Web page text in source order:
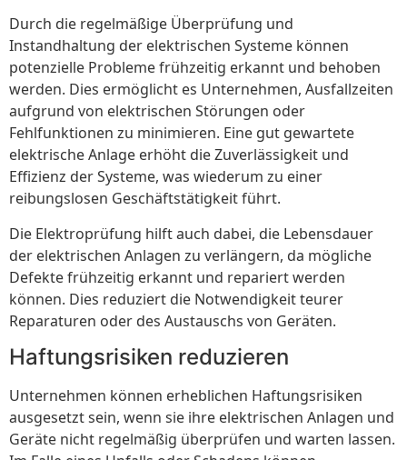
Durch die regelmäßige Überprüfung und
Instandhaltung der elektrischen Systeme können
potenzielle Probleme frühzeitig erkannt und behoben
werden. Dies ermöglicht es Unternehmen, Ausfallzeiten
aufgrund von elektrischen Störungen oder
Fehlfunktionen zu minimieren. Eine gut gewartete
elektrische Anlage erhöht die Zuverlässigkeit und
Effizienz der Systeme, was wiederum zu einer
reibungslosen Geschäftstätigkeit führt.
Die Elektroprüfung hilft auch dabei, die Lebensdauer
der elektrischen Anlagen zu verlängern, da mögliche
Defekte frühzeitig erkannt und repariert werden
können. Dies reduziert die Notwendigkeit teurer
Reparaturen oder des Austauschs von Geräten.
Haftungsrisiken reduzieren
Unternehmen können erheblichen Haftungsrisiken
ausgesetzt sein, wenn sie ihre elektrischen Anlagen und
Geräte nicht regelmäßig überprüfen und warten lassen.